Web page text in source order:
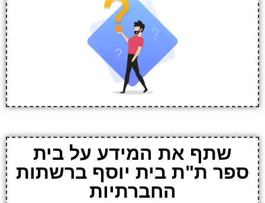
שתף את המידע על בית
ספר ת"ת בית יוסף ברשתות
החברתיות